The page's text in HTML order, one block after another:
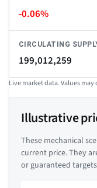
-0.06%
CIRCULATING
199,012,259
Live market data. Values
Illustrative
These mechanical
current price. They
or guaranteed